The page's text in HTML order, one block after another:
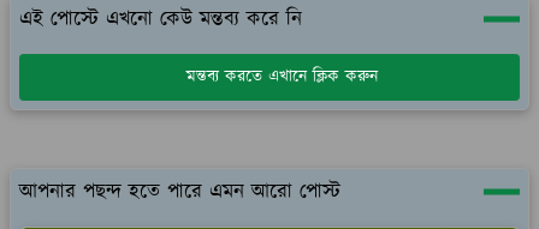
এই পোস্টে এখনো কেউ মন্তব্য করে নি
মন্তব্য করতে এখানে ক্লিক করুন
আপনার পছন্দ হতে পারে এমন আরো পোস্ট